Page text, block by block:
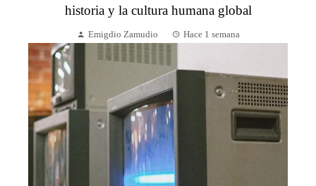
historia y la cultura humana global
Emigdio Zamudio Hace 1 semana